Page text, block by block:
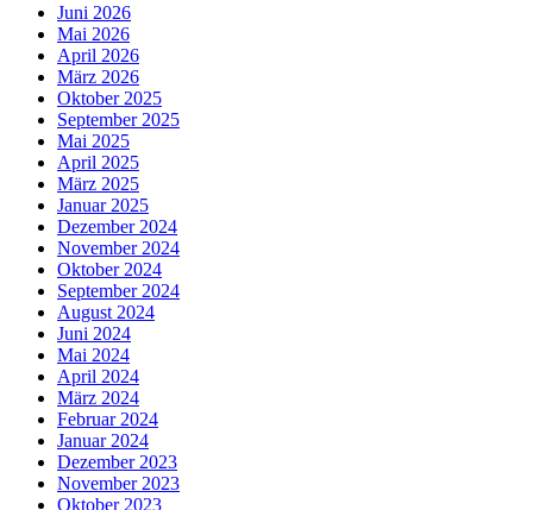
Juni 2026
Mai 2026
April 2026
März 2026
Oktober 2025
September 2025
Mai 2025
April 2025
März 2025
Januar 2025
Dezember 2024
November 2024
Oktober 2024
September 2024
August 2024
Juni 2024
Mai 2024
April 2024
März 2024
Februar 2024
Januar 2024
Dezember 2023
November 2023
Oktober 2023